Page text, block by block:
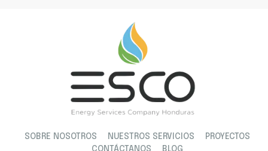
SOBRE NOSOTROS NUESTROS SERVICIOS
PROYECTOS
CONTÁCTANOS
BLOG